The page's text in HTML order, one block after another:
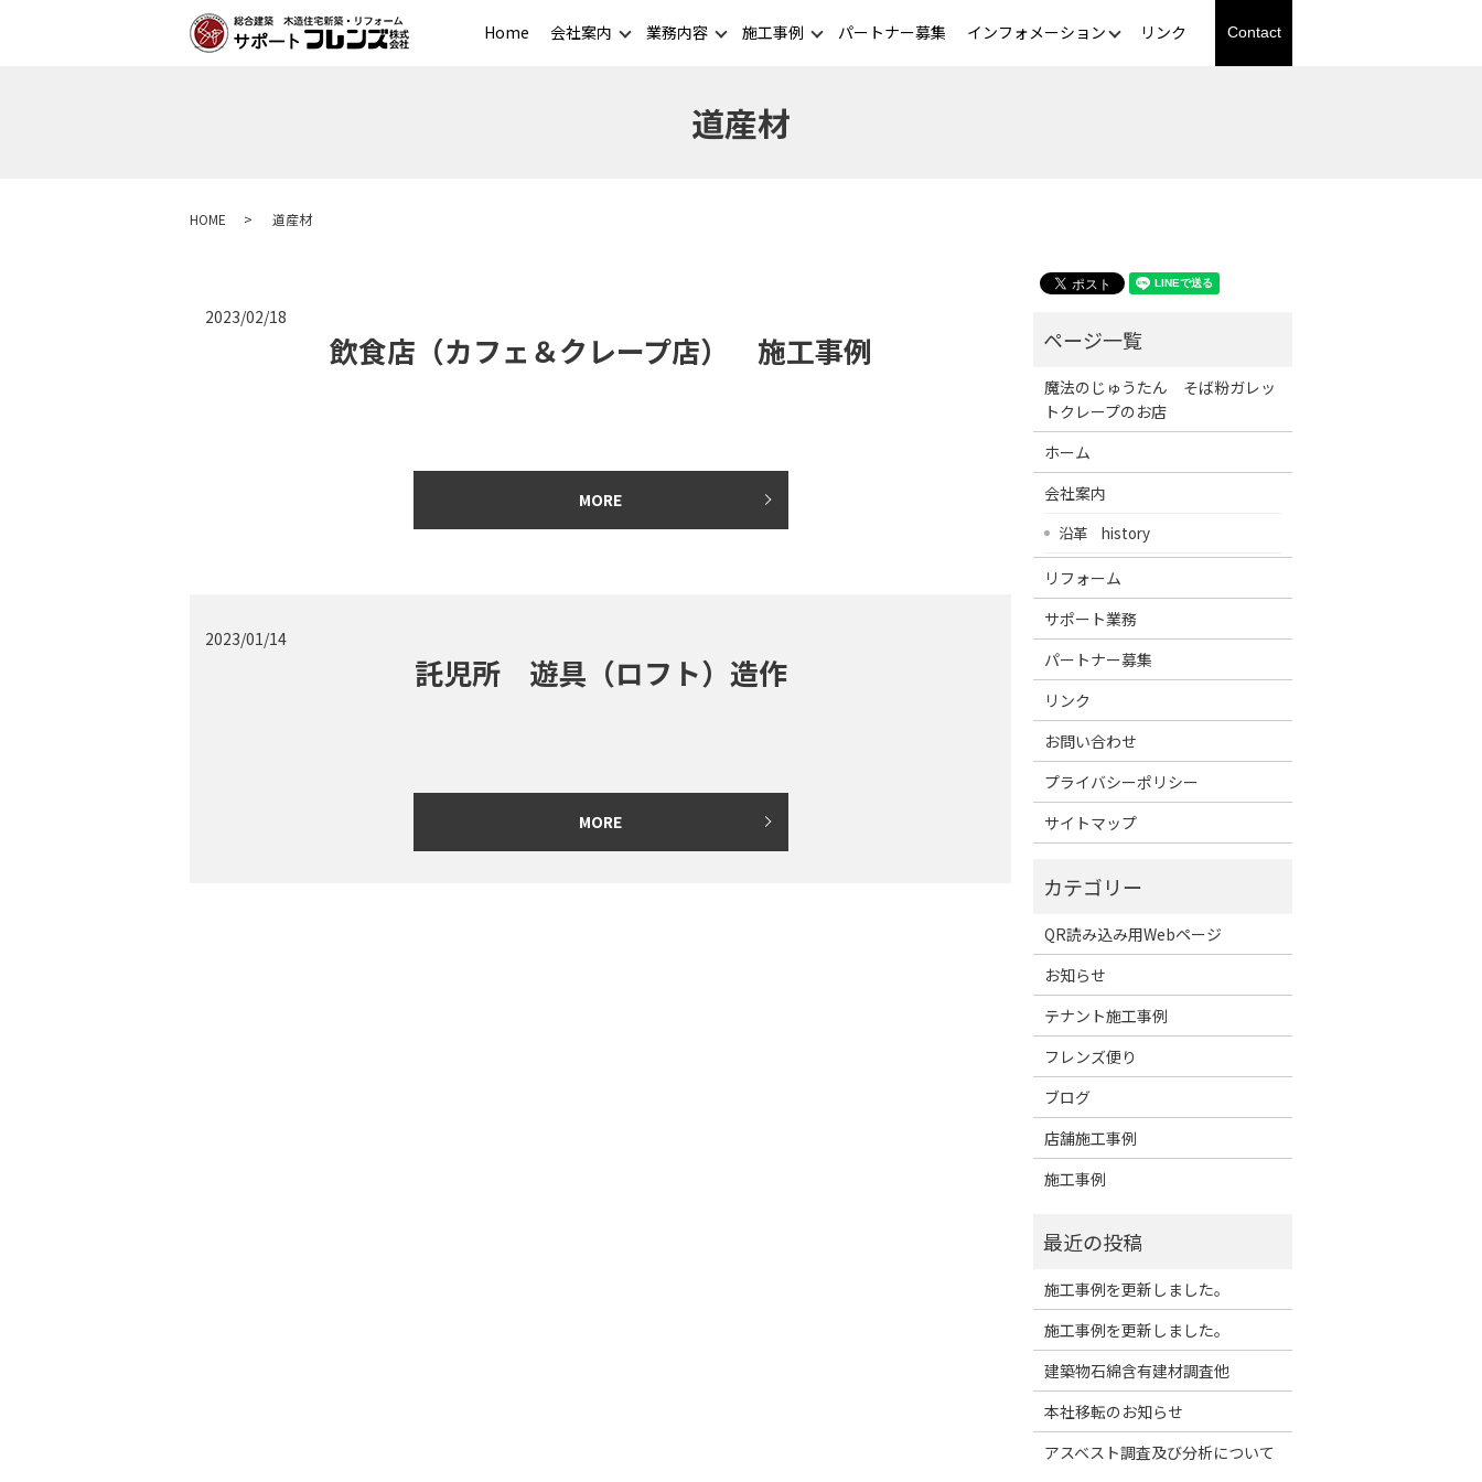
Home 会社案内 業務内容 施工事例 パートナー募集 インフォメーション リンク Contact
道産材
HOME 道産材
2023/02/18
飲食店（カフェ＆クレープ店） 施工事例
MORE
2023/01/14
託児所 遊具（ロフト）造作
MORE
魔法のじゅうたん そば粉ガレッ
トクレープのお店
ホーム
会社案内
沿革 history
リフォーム
サポート業務
パートナー募集
リンク
お問い合わせ
プライバシーポリシー
サイトマップ
QR読み込み用Webページ
お知らせ
テナント施工事例
フレンズ便り
ブログ
店舗施工事例
施工事例
施工事例を更新しました。
施工事例を更新しました。
建築物石綿含有建材調査他
本社移転のお知らせ
アスベスト調査及び分析について